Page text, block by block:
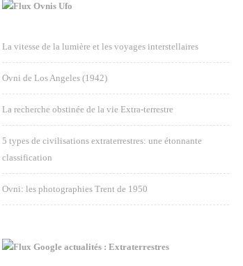
Ovnis Ufo
La vitesse de la lumière et les voyages interstellaires
Ovni de Los Angeles (1942)
La recherche obstinée de la vie Extra-terrestre
5 types de civilisations extraterrestres: une étonnante
classification
Ovni: les photographies Trent de 1950
Google actualités : Extraterrestres